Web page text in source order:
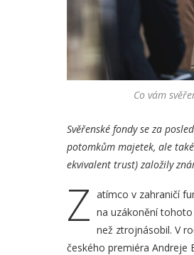
Co vám
Svěřenské fondy se za
potomkům majetek, ale
ekvivalent trust) založily
Z atímco v zahraničí
na uzákonění
než ztrojnásobil. V
českého premiéra Andreje